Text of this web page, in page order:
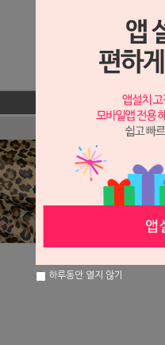
하루동안 열지 않기